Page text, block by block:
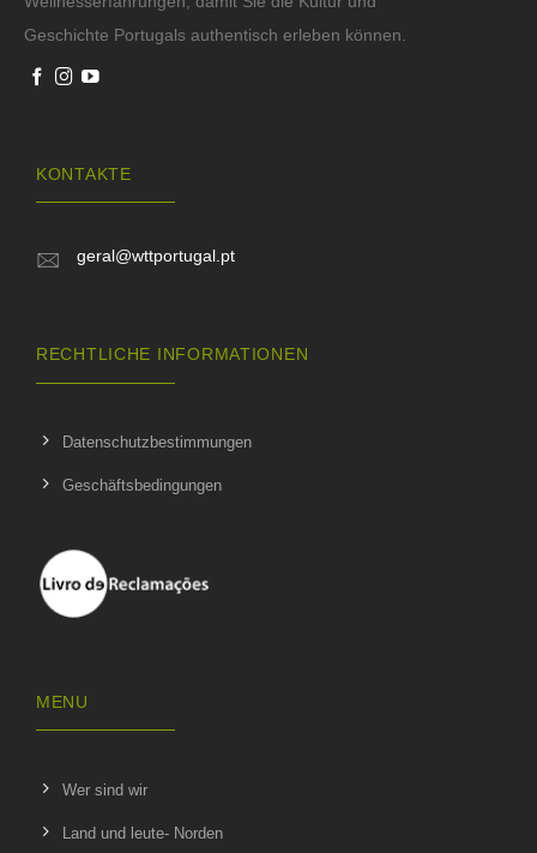
Geschichte Portugals authentisch erleben können.
KONTAKTE
geral@wttportugal.pt
RECHTLICHE INFORMATIONEN
Datenschutzbestimmungen
Geschäftsbedingungen
MENU
Wer sind wir
Land und leute- Norden